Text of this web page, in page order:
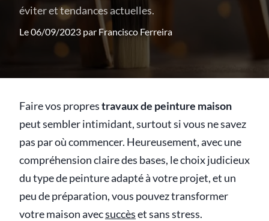
éviter et tendances actuelles.
Le 06/09/2023 par Francisco Ferreira
Faire vos proprestravaux de peinture maison
peut sembler intimidant, surtout si vous ne savez
pas par où commencer. Heureusement, avec une
compréhension claire des bases, le choix judicieux
du type de peinture adapté à votre projet, et un
peu de préparation, vous pouvez transformer
votre maison avecsuccèset sans stress.